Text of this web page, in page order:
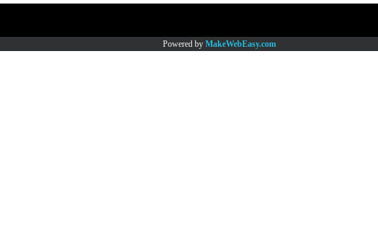
Powered by MakeWebEasy.com